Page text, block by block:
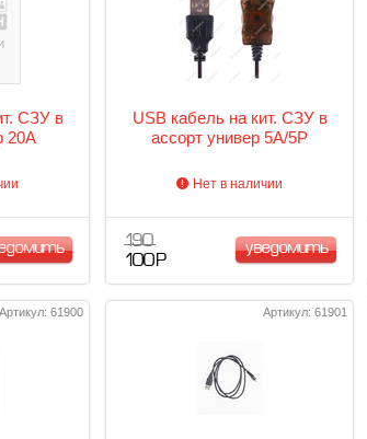
СЗУ в
20A
USB кабель на кит. СЗУ в
ассорт универ 5А/5P
Нет в наличии
190
100 Р
уведомить
Артикул: 61900 Артикул: 61901